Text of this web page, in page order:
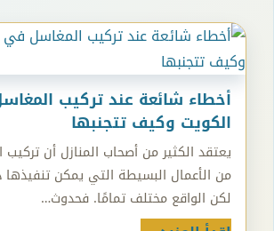
أخطاء شائعة عند تركيب
الكويت وكيف تتجنبها
يعتقد الكثير من أصحاب المنازل أن
من الأعمال البسيطة التي يمكن تنفيذها
لكن الواقع مختلف تمامًا. فحدوث…